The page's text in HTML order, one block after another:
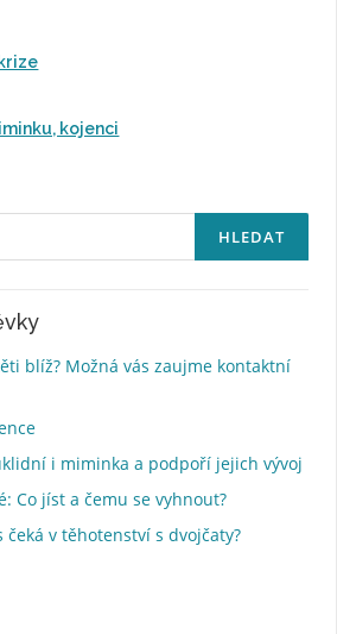
kojenci
blíž? Možná vás zaujme kontaktní
i miminka a podpoří jejich vývoj
Co jíst a čemu se vyhnout?
čeká v těhotenství s dvojčaty?